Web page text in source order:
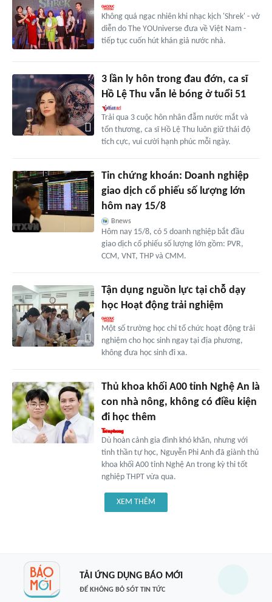
Không quá ngạc nhiên khi nhạc kịch 'Shrek' - vở
diễn do The YOUniverse đưa về Việt Nam -
tiếp tục cuốn hút khán giả nước nhà.
3 lần ly hôn trong đau đớn, ca sĩ
Hồ Lệ Thu vẫn lẻ bóng ở tuổi 51
Trải qua 3 cuộc hôn nhân đẫm nước mắt và
tổn thương, ca sĩ Hồ Lệ Thu luôn giữ thái độ
tích cực, vui cười hạnh phúc mỗi ngày.
Tin chứng khoán: Doanh nghiệp
giao dịch cổ phiếu số lượng lớn
hôm nay 15/8
Bnews
Hôm nay 15/8, có 5 doanh nghiệp bắt đầu
giao dịch cổ phiếu số lượng lớn gồm: PVR,
CCM, VNT, THP và CMM.
Tận dụng nguồn lực tại chỗ dạy
học Hoạt động trải nghiệm
Một số trường học chỉ tổ chức hoạt động trải
nghiệm cho học sinh ngay tại địa phương,
không đưa học sinh đi xa.
Thủ khoa khối A00 tỉnh Nghệ An là
con nhà nông, không có điều kiện
đi học thêm
Dù hoàn cảnh gia đình khó khăn, nhưng với
tinh thần tự học, Nguyễn Phi Anh đã giành thủ
khoa khối A00 tỉnh Nghệ An trong kỳ thi tốt
nghiệp THPT vừa qua.
XEM THÊM
TẢI ỨNG DỤNG BÁO MỚI
ĐỂ KHÔNG BỎ SÓT TIN TỨC